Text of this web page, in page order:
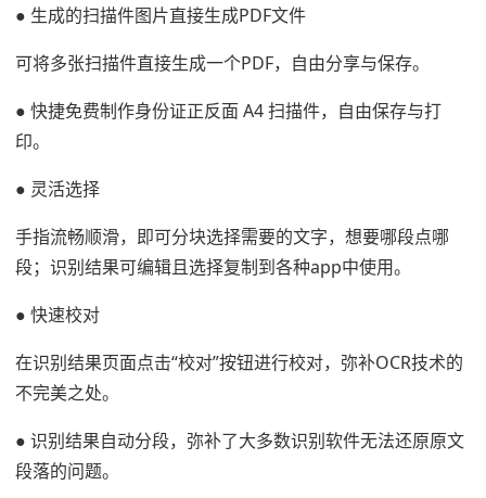
● 生成的扫描件图片直接生成PDF文件
可将多张扫描件直接生成一个PDF，自由分享与保存。
● 快捷免费制作身份证正反面 A4 扫描件，自由保存与打
印。
● 灵活选择
手指流畅顺滑，即可分块选择需要的文字，想要哪段点哪
段；识别结果可编辑且选择复制到各种app中使用。
● 快速校对
在识别结果页面点击“校对”按钮进行校对，弥补OCR技术的
不完美之处。
● 识别结果自动分段，弥补了大多数识别软件无法还原原文
段落的问题。